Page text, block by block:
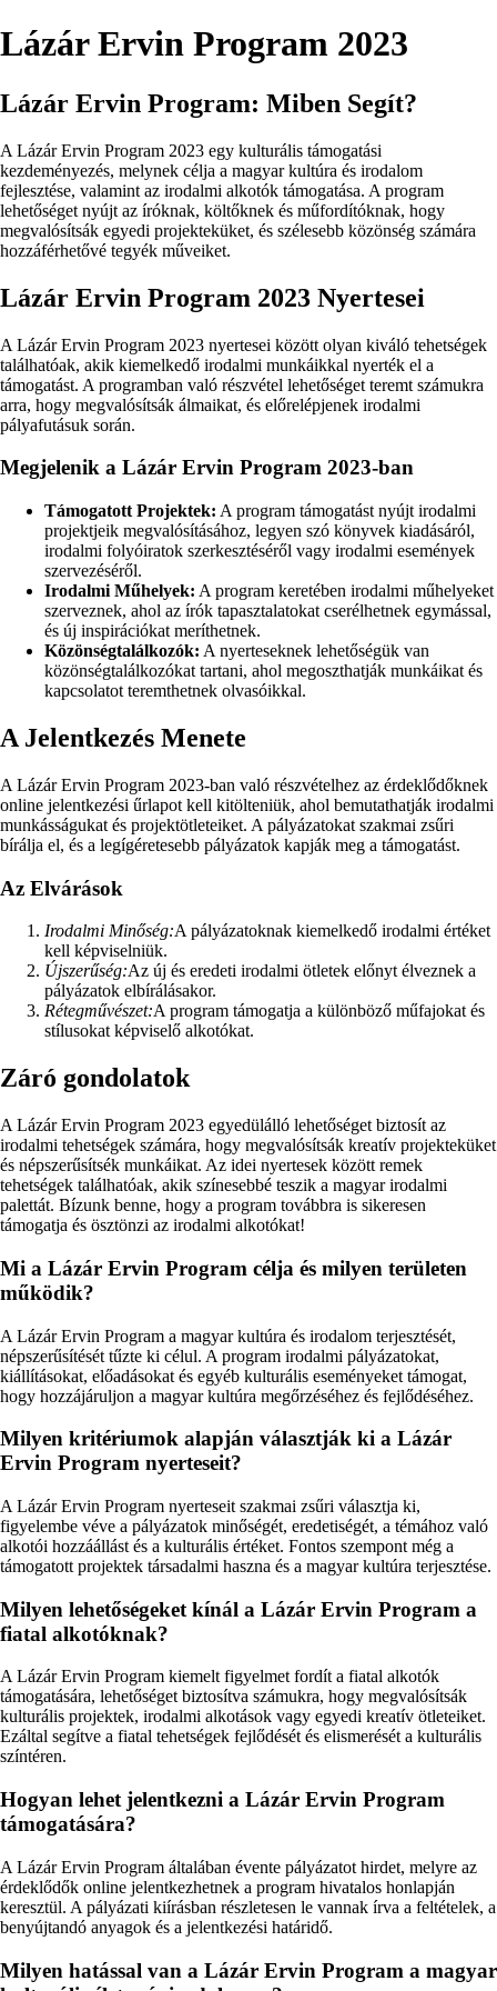
Lázár Ervin Program 2023
Lázár Ervin Program: Miben Segít?
A Lázár Ervin Program 2023 egy kulturális támogatási
kezdeményezés, melynek célja a magyar kultúra és irodalom
fejlesztése, valamint az irodalmi alkotók támogatása. A program
lehetőséget nyújt az íróknak, költőknek és műfordítóknak, hogy
megvalósítsák egyedi projekteküket, és szélesebb közönség számára
hozzáférhetővé tegyék műveiket.
Lázár Ervin Program 2023 Nyertesei
A Lázár Ervin Program 2023 nyertesei között olyan kiváló tehetségek
találhatóak, akik kiemelkedő irodalmi munkáikkal nyerték el a
támogatást. A programban való részvétel lehetőséget teremt számukra
arra, hogy megvalósítsák álmaikat, és előrelépjenek irodalmi
pályafutásuk során.
Megjelenik a Lázár Ervin Program 2023-ban
Támogatott Projektek: A program támogatást nyújt irodalmi
projektjeik megvalósításához, legyen szó könyvek kiadásáról,
irodalmi folyóiratok szerkesztéséről vagy irodalmi események
szervezéséről.
Irodalmi Műhelyek: A program keretében irodalmi műhelyeket
szerveznek, ahol az írók tapasztalatokat cserélhetnek egymással,
és új inspirációkat meríthetnek.
Közönségtalálkozók: A nyerteseknek lehetőségük van
közönségtalálkozókat tartani, ahol megoszthatják munkáikat és
kapcsolatot teremthetnek olvasóikkal.
A Jelentkezés Menete
A Lázár Ervin Program 2023-ban való részvételhez az érdeklődőknek
online jelentkezési űrlapot kell kitölteniük, ahol bemutathatják irodalmi
munkásságukat és projektötleteiket. A pályázatokat szakmai zsűri
bírálja el, és a legígéretesebb pályázatok kapják meg a támogatást.
Az Elvárások
Irodalmi Minőség:A pályázatoknak kiemelkedő irodalmi értéket
kell képviselniük.
Újszerűség:Az új és eredeti irodalmi ötletek előnyt élveznek a
pályázatok elbírálásakor.
Rétegművészet:A program támogatja a különböző műfajokat és
stílusokat képviselő alkotókat.
Záró gondolatok
A Lázár Ervin Program 2023 egyedülálló lehetőséget biztosít az
irodalmi tehetségek számára, hogy megvalósítsák kreatív projekteküket
és népszerűsítsék munkáikat. Az idei nyertesek között remek
tehetségek találhatóak, akik színesebbé teszik a magyar irodalmi
palettát. Bízunk benne, hogy a program továbbra is sikeresen
támogatja és ösztönzi az irodalmi alkotókat!
Mi a Lázár Ervin Program célja és milyen területen
működik?
A Lázár Ervin Program a magyar kultúra és irodalom terjesztését,
népszerűsítését tűzte ki célul. A program irodalmi pályázatokat,
kiállításokat, előadásokat és egyéb kulturális eseményeket támogat,
hogy hozzájáruljon a magyar kultúra megőrzéséhez és fejlődéséhez.
Milyen kritériumok alapján választják ki a Lázár
Ervin Program nyerteseit?
A Lázár Ervin Program nyerteseit szakmai zsűri választja ki,
figyelembe véve a pályázatok minőségét, eredetiségét, a témához való
alkotói hozzáállást és a kulturális értéket. Fontos szempont még a
támogatott projektek társadalmi haszna és a magyar kultúra terjesztése.
Milyen lehetőségeket kínál a Lázár Ervin Program a
fiatal alkotóknak?
A Lázár Ervin Program kiemelt figyelmet fordít a fiatal alkotók
támogatására, lehetőséget biztosítva számukra, hogy megvalósítsák
kulturális projektek, irodalmi alkotások vagy egyedi kreatív ötleteiket.
Ezáltal segítve a fiatal tehetségek fejlődését és elismerését a kulturális
színtéren.
Hogyan lehet jelentkezni a Lázár Ervin Program
támogatására?
A Lázár Ervin Program általában évente pályázatot hirdet, melyre az
érdeklődők online jelentkezhetnek a program hivatalos honlapján
keresztül. A pályázati kiírásban részletesen le vannak írva a feltételek, a
benyújtandó anyagok és a jelentkezési határidő.
Milyen hatással van a Lázár Ervin Program a magyar